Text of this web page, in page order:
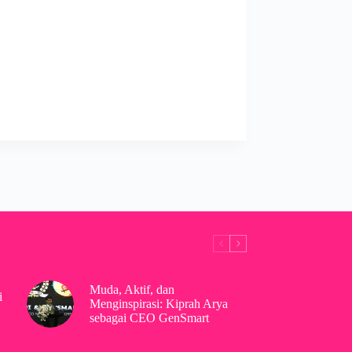
Muda, Aktif, dan
Menginspirasi: Kiprah Arya
sebagai CEO GenSmart